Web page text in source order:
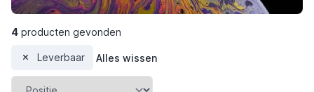
4 producten gevonden
Leverbaar Alles wissen